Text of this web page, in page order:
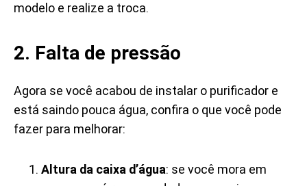
modelo e realize a troca.
2. Falta de pressão
Agora se você acabou de instalar o purificador e
está saindo pouca água, confira o que você pode
fazer para melhorar:
Altura da caixa d’água: se você mora em